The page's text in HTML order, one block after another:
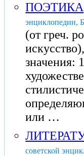
ПОЭТИКА
энциклопедии,
(от греч.
значения:
или …
советской